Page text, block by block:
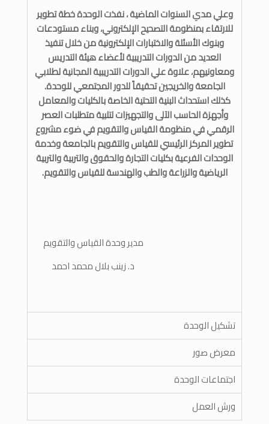
وعلي مدي السنوات الماضية ، نفذت الوحدة خطة تطوير
للارتقاء بمنظومة التصحيح الإلكتروني، وبناء مستودعات
وبنوك الأسئلة والاختبارات الإلكترونية من خلال تنفيذ
العديد من الدورات التدريبية لأعضاء هيئة التدريس
ومعاونيهم، علاوة علي الدورات التدريبية المجانية لطلابي
الجامعة والخريجين تحقيقاً للدور المجتمعي للوحدة.
كذلك استحداث البنية التحتية الخاصة بالكليات والمعامل
وأجهزة الحاسب الآلى والتجهيزات لتلبية متطلبات العصر
الرقمي في منظومة القياس والتقويم في ضوء مشروع
تطوير المركز الرئيسي للقياس والتقويم بالجامعة وخدمة
الوحدات الفرعية بكليات التجارة والحقوق والتربية والتربية
الرياضية والزراعة والطب والهندسة للقياس والتقويم.
مدير وحدة القياس والتقويم
د. زينب بلال محمد احمد
تشكيل الوحدة
معرض صور
اجتماعات الوحدة
ورش العمل